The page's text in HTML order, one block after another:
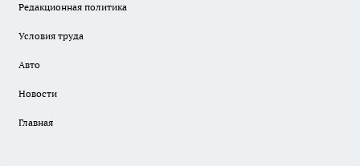
Редакционная политика
Условия труда
Авто
Новости
Главная